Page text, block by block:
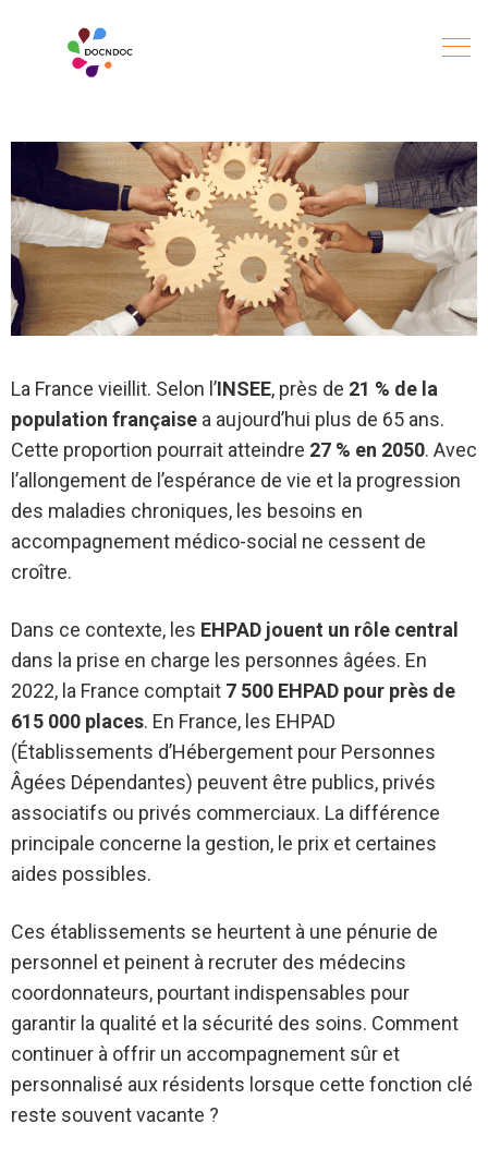
La France vieillit. Selon l’INSEE, près de 21 % de la
population française a aujourd’hui plus de 65 ans.
Cette proportion pourrait atteindre 27 % en 2050. Avec
l’allongement de l’espérance de vie et la progression
des maladies chroniques, les besoins en
accompagnement médico-social ne cessent de
croître.
Dans ce contexte, les EHPAD jouent un rôle central
dans la prise en charge les personnes âgées. En
2022, la France comptait 7 500 EHPAD pour près de
615 000 places. En France, les EHPAD
(Établissements d’Hébergement pour Personnes
Âgées Dépendantes) peuvent être publics, privés
associatifs ou privés commerciaux. La différence
principale concerne la gestion, le prix et certaines
aides possibles.
Ces établissements se heurtent à une pénurie de
personnel et peinent à recruter des médecins
coordonnateurs, pourtant indispensables pour
garantir la qualité et la sécurité des soins. Comment
continuer à offrir un accompagnement sûr et
personnalisé aux résidents lorsque cette fonction clé
reste souvent vacante ?